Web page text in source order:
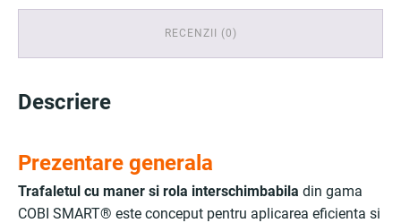
RECENZII (0)
Descriere
Prezentare generala
Trafaletul cu maner si rola interschimbabila din gama
COBI SMART® este conceput pentru aplicarea eficienta si